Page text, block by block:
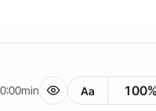
0:00min Aa 100%